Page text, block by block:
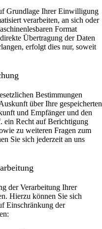
Grundlage Ihrer Einwilligung
verarbeiten, an sich oder
Format
Übertragung der Daten
erfolgt dies nur, soweit
Bestimmungen
über Ihre gespeicherten
und Empfänger und den
ein Recht auf Berichtigung
zu weiteren Fragen zum
Sie sich jederzeit an uns
der Verarbeitung Ihrer
Hierzu können Sie sich
Einschränkung der